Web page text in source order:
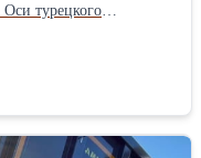
Оси турецкого
Объём 30 куб.м. г/п 20